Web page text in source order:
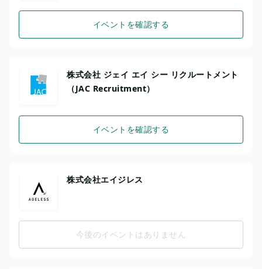
イベントを確認する
株式会社 ジェイ エイ シー リクルートメント
（JAC Recruitment）
イベントを確認する
株式会社エイジレス
今後のイベントはありません